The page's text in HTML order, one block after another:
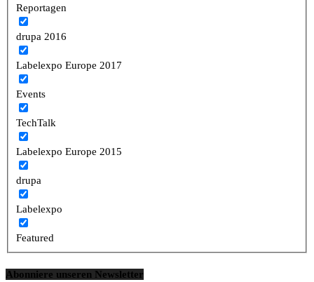
Reportagen
drupa 2016
Labelexpo Europe 2017
Events
TechTalk
Labelexpo Europe 2015
drupa
Labelexpo
Featured
Abonniere unseren Newsletter